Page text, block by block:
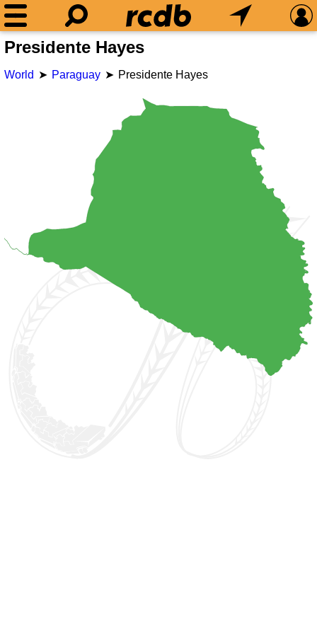
Presidente Hayes
World Paraguay Presidente Hayes